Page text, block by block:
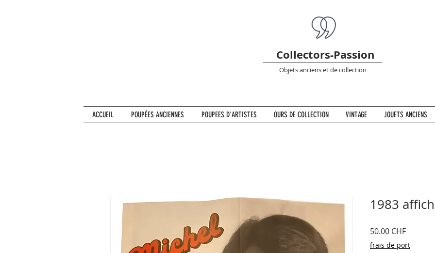
Collectors-Passion
Objets anciens et de collection
ACCUEIL POUPÉES ANCIENNES POUPEES D'ARTISTES OURS DE COLLECTION VINTAGE JOUETS ANCIENS
1983
50.00 CHFPrix
frais de port